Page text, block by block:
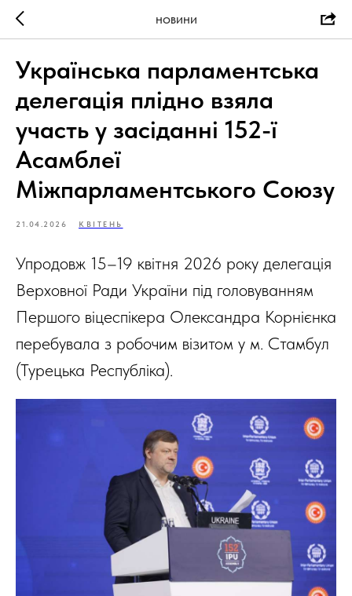
НОВИНИ
Українська парламентська
делегація плідно взяла
участь у засіданні 152-ї
Асамблеї
Міжпарламентського Союзу
21.04.2026 КВІТЕНЬ
Упродовж 15–19 квітня 2026 року делегація
Верховної Ради України під головуванням
Першого віцеспікера Олександра Корнієнка
перебувала з робочим візитом у м. Стамбул
(Турецька Республіка).